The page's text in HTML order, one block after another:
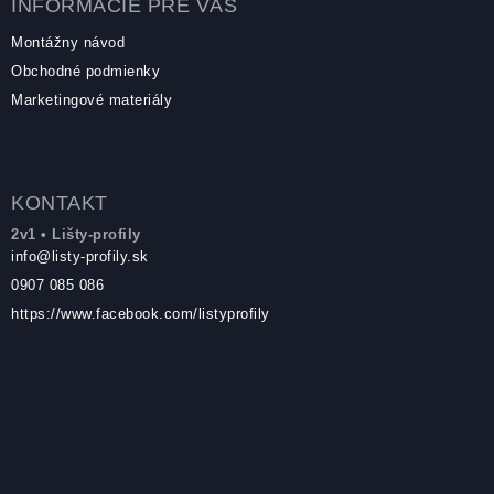
INFORMÁCIE PRE VÁS
Montážny návod
Obchodné podmienky
Marketingové materiály
KONTAKT
2v1 • Lišty-profily
info@ listy-profily.sk
0907 085 086
https://www.facebook.com/listyprofily